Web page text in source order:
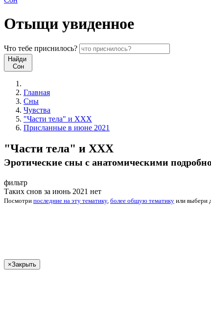
Отыщи увиденное
Что тебе приснилось?
Найди
Сон
Главная
Сны
Чувства
"Части тела" и XXX
Присланные в июне 2021
"Части тела" и XXX
Эротические сны c анатомическими
фильтр
Таких снов за июнь 2021 нет
Посмотри последние на эту тематику, более общую тематику или выбери
×Закрыть